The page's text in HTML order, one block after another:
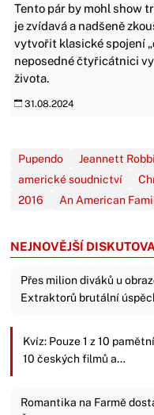
Tento pár by mohl show
je zvídavá a nadšeně
vytvořit klasické spojení
neposedné čtyřicátnici
života.
31.08.2024
Pupendo Jeannett
americké soudnictví
2016
An American
NEJNOVĚJŠÍ
Přes milion diváků u
Extraktorů brutální
Kvíz: Pouze 1 z 10
10 českých filmů a…
Romantika na Farmě